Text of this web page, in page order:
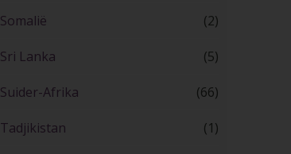
Somalië (2)
Sri Lanka (5)
Suider-Afrika (66)
Tadjikistan (1)